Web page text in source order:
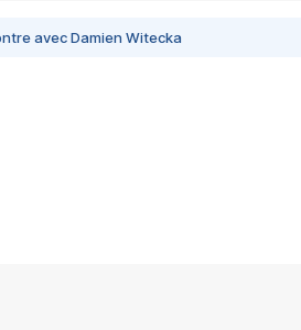
avec Damien Witecka